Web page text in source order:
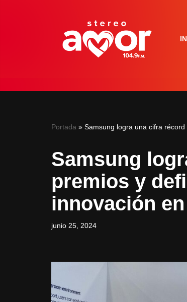
Portada » Samsung logra una cifra
Samsung
premios y
innovación
junio 25, 2024